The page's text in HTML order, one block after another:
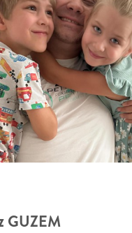
GUZEM